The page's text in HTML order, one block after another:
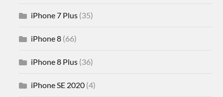
iPhone 7 Plus (35)
iPhone 8 (66)
iPhone 8 Plus (36)
iPhone SE 2020 (4)